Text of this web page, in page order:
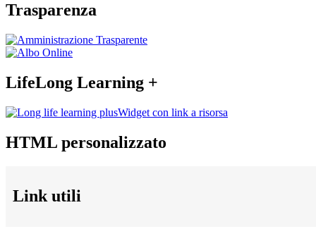
Trasparenza
LifeLong Learning +
Widget con link a risorsa
HTML personalizzato
Link utili